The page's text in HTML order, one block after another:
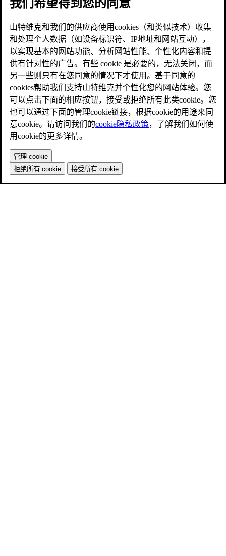
我们希望得到您的同意
山特维克和我们的供应商使用cookies（和类似技术）收集
和处理个人数据（如设备标识符、IP地址和网站互动），
以实现基本的网站功能、分析网站性能、个性化内容和提
供有针对性的广告。有些 cookie 是必要的，无法关闭，而
另一些则只有在您同意的情况下才使用。基于同意的
cookies帮助我们支持山特维克并个性化您的网站体验。您
可以点击下面的相应按钮，接受或拒绝所有此类cookie。您
也可以通过下面的管理cookie链接，根据cookie的用途来同
意cookie。请访问我们的cookie隐私政策，了解我们如何使
用cookie的更多详情。
管理 cookie
拒绝所有 cookie
接受所有 cookie